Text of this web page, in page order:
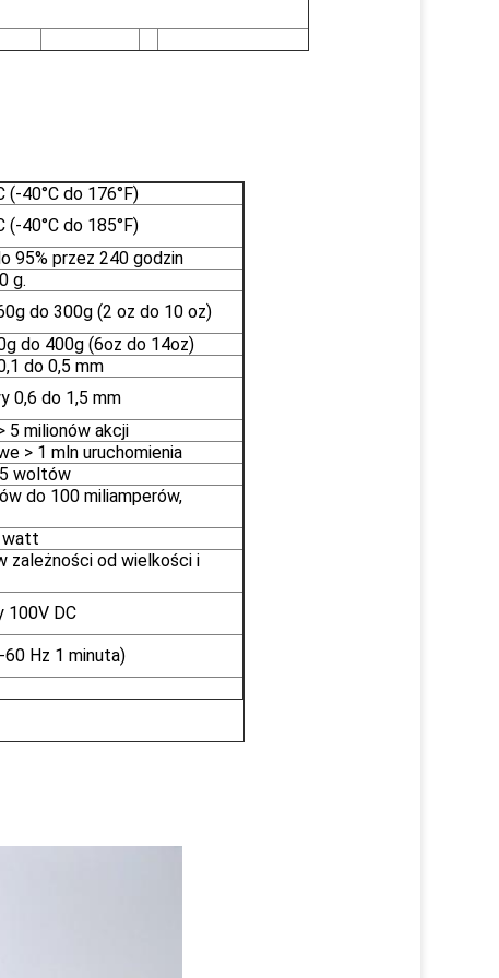
(-40°C do 176°F)
(-40°C do 185°F)
95% przez 240 godzin
g.
do 300g (2 oz do 10 oz)
do 400g (6oz do 14oz)
do 0,5 mm
0,6 do 1,5 mm
5 milionów akcji
> 1 mln uruchomienia
woltów
do 100 miliamperów,
watt
zależności od wielkości i
100V DC
60 Hz 1 minuta)